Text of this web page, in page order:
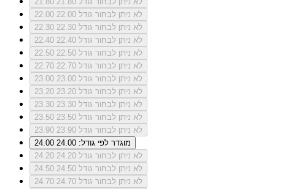
22.00
לא ניתן לבחור גודל 22.00
22.30
לא ניתן לבחור גודל 22.30
22.40
לא ניתן לבחור גודל 22.40
22.50
לא ניתן לבחור גודל 22.50
22.70
לא ניתן לבחור גודל 22.70
23.00
לא ניתן לבחור גודל 23.00
23.20
לא ניתן לבחור גודל 23.20
23.30
לא ניתן לבחור גודל 23.30
23.50
לא ניתן לבחור גודל 23.50
23.90
לא ניתן לבחור גודל 23.90
24.00
מוגדר לפי גודל: 24.00
24.20
לא ניתן לבחור גודל 24.20
24.50
לא ניתן לבחור גודל 24.50
24.70
לא ניתן לבחור גודל 24.70